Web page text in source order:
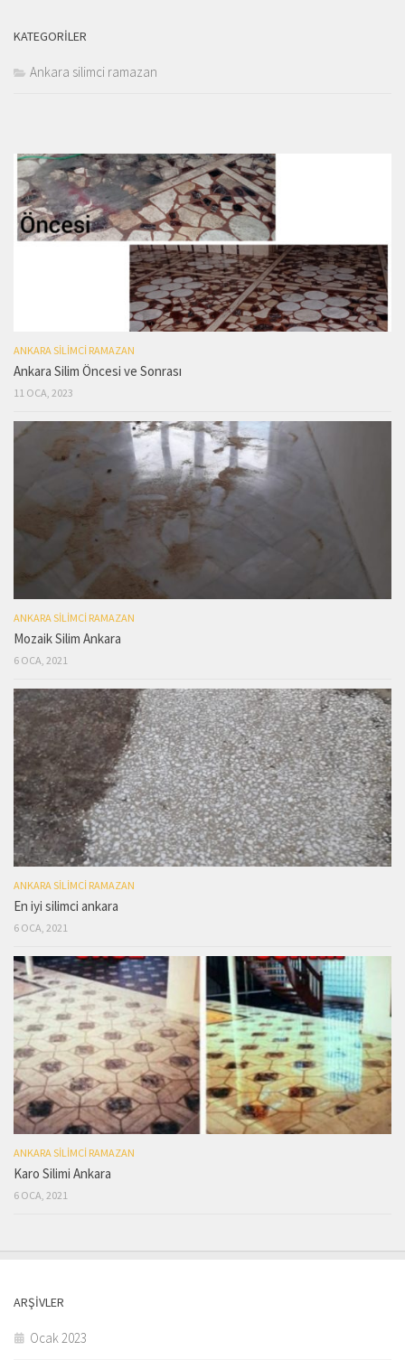
KATEGORILER
Ankara silimci ramazan
ANKARA SILIMCI RAMAZAN
Ankara Silim Öncesi ve Sonrası
11 OCA, 2023
ANKARA SILIMCI RAMAZAN
Mozaik Silim Ankara
6 OCA, 2021
ANKARA SILIMCI RAMAZAN
En iyi silimci ankara
6 OCA, 2021
ANKARA SILIMCI RAMAZAN
Karo Silimi Ankara
6 OCA, 2021
ARŞIVLER
Ocak 2023